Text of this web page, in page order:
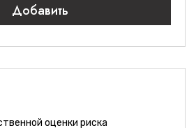
Добавить
оценки риска